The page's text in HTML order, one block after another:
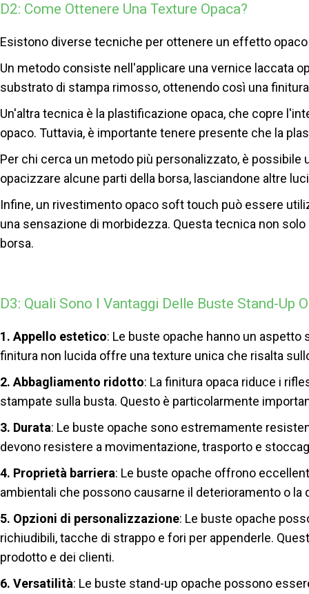
D2: Come Ottenere Una Texture Opaca?
Esistono diverse tecniche per ottenere un effetto
Un metodo consiste nell'applicare una vernice laccata
substrato di stampa rimosso, ottenendo così una
Un'altra tecnica è la plastificazione opaca, che copre
opaco. Tuttavia, è importante tenere presente che la
Per chi cerca un metodo più personalizzato, è
opacizzare alcune parti della borsa, lasciandone altre
Infine, un rivestimento opaco soft touch può essere
una sensazione di morbidezza. Questa tecnica non
borsa.
D3: Quali Sono I Vantaggi Delle Buste Stand-Up
1. Appello estetico: Le buste opache hanno un
finitura non lucida offre una texture unica che risalta
2. Abbagliamento ridotto: La finitura opaca riduce i
stampate sulla busta. Questo è particolarmente
3. Durata: Le buste opache sono estremamente
devono resistere a movimentazione, trasporto e
4. Proprietà barriera: Le buste opache offrono
ambientali che possono causarne il deterioramento o la
5. Opzioni di personalizzazione: Le buste opache
richiudibili, tacche di strappo e fori per appenderle.
prodotto e dei clienti.
6. Versatilità: Le buste stand-up opache possono